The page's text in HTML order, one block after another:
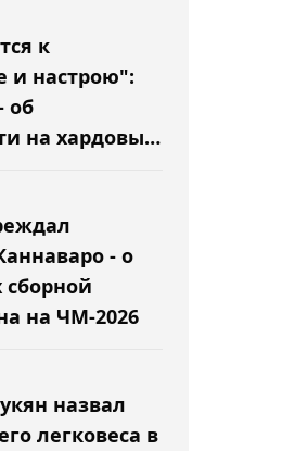
к
и настрою":
об
на хардовых
- о
на ЧМ-2026
назвал
легковеса в